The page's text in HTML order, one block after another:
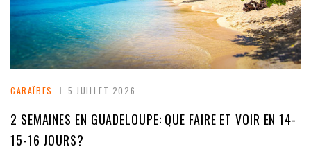
CARAÏBES 5 JUILLET 2026
2 SEMAINES EN GUADELOUPE: QUE FAIRE ET VOIR EN 14-
15-16 JOURS?